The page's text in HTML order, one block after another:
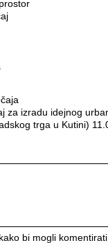
za izradu idejnog
trga u Kutini)
kako bi mogli komentirati.